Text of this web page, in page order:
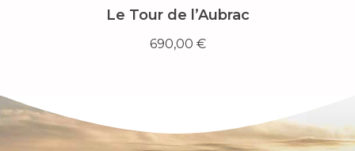
Le Tour de l’Aubrac
690,00 €